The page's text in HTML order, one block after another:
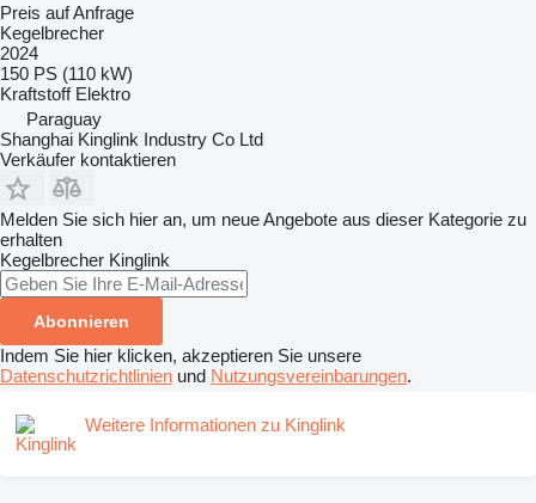
Preis auf Anfrage
Kegelbrecher
2024
150 PS (110 kW)
Kraftstoff Elektro
Paraguay
Shanghai Kinglink Industry Co Ltd
Verkäufer kontaktieren
Melden Sie sich hier an, um neue Angebote aus dieser Kategorie zu
erhalten
Kegelbrecher Kinglink
Abonnieren
Indem Sie hier klicken, akzeptieren Sie unsere
Datenschutzrichtlinien und Nutzungsvereinbarungen.
Weitere Informationen zu Kinglink